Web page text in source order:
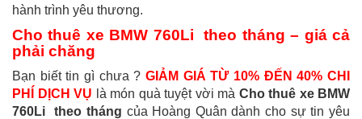
hành trình yêu thương.
Cho thuê xe BMW 760Li theo tháng – giá cả
phải chăng
Bạn biết tin gì chưa ? GIẢM GIÁ TỪ 10% ĐẾN 40% CHI
PHÍ DỊCH VỤ là món quà tuyệt vời mà Cho thuê xe BMW
760Li theo tháng của Hoàng Quân dành cho sự tin yêu